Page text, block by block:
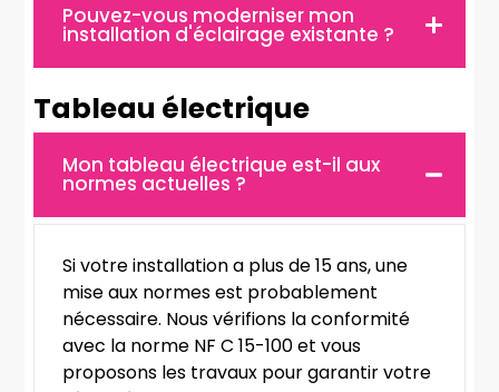
Pouvez-vous moderniser mon
installation d'éclairage existante ?
Tableau électrique
Mon tableau électrique est-il aux
normes actuelles ?
Si votre installation a plus de 15 ans, une
mise aux normes est probablement
nécessaire. Nous vérifions la conformité
avec la norme NF C 15-100 et vous
proposons les travaux pour garantir votre